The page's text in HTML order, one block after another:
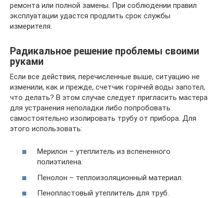
ремонта или полной замены. При соблюдении правил
эксплуатации удастся продлить срок службы
измерителя.
Радикальное решение проблемы своими
руками
Если все действия, перечисленные выше, ситуацию не
изменили, как и прежде, счетчик горячей воды запотел,
что делать? В этом случае следует пригласить мастера
для устранения неполадки либо попробовать
самостоятельно изолировать трубу от прибора. Для
этого использовать:
Мерилон – утеплитель из вспененного
полиэтилена.
Пенолон – теплоизоляционный материал.
Пенопластовый утеплитель для труб.